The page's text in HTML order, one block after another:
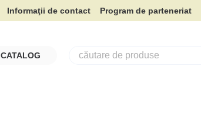
Informaţii de contact Program de parteneriat
CATALOG